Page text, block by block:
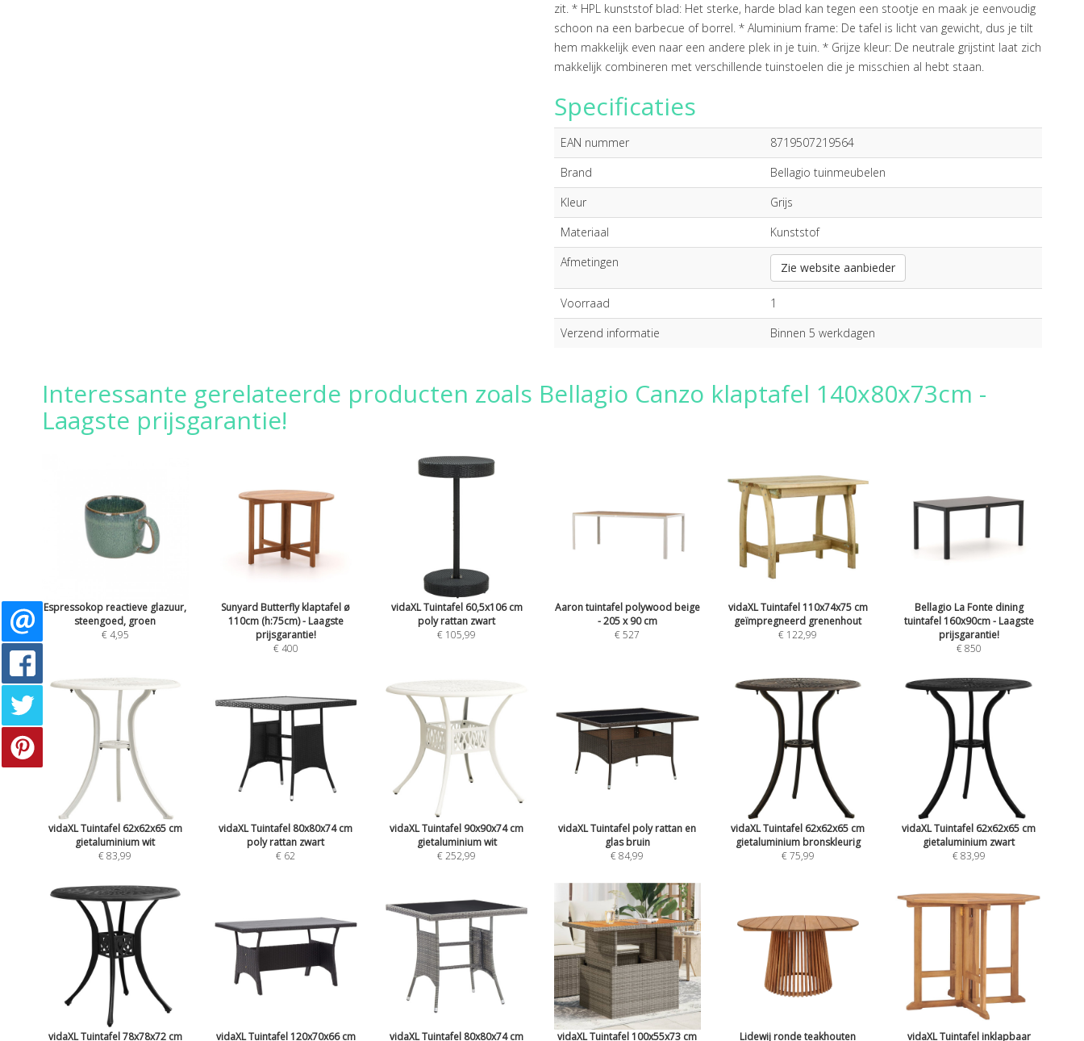
zit. * HPL kunststof blad: Het sterke, harde blad kan tegen een stootje en maak je eenvoudig
schoon na een barbecue of borrel. * Aluminium frame: De tafel is licht van gewicht, dus je tilt
hem makkelijk even naar een andere plek in je tuin. * Grijze kleur: De neutrale grijstint laat zich
makkelijk combineren met verschillende tuinstoelen die je misschien al hebt staan.
Specificaties
EAN nummer
8719507219564
Brand
Bellagio tuinmeubelen
Kleur
Grijs
Materiaal
Kunststof
Afmetingen
Zie website aanbieder
Voorraad
1
Verzend informatie
Binnen 5 werkdagen
Interessante gerelateerde producten zoals Bellagio Canzo klaptafel 140x80x73cm -
Laagste prijsgarantie!
Espressokop reactieve glazuur,
steengoed, groen
€ 4,95
Sunyard Butterfly klaptafel ø
110cm (h:75cm) - Laagste
prijsgarantie!
€ 400
vidaXL Tuintafel 60,5x106 cm
poly rattan zwart
€ 105,99
Aaron tuintafel polywood beige
- 205 x 90 cm
€ 527
vidaXL Tuintafel 110x74x75 cm
geïmpregneerd grenenhout
€ 122,99
Bellagio La Fonte dining
tuintafel 160x90cm - Laagste
prijsgarantie!
€ 850
vidaXL Tuintafel 62x62x65 cm
gietaluminium wit
€ 83,99
vidaXL Tuintafel 80x80x74 cm
poly rattan zwart
€ 62
vidaXL Tuintafel 90x90x74 cm
gietaluminium wit
€ 252,99
vidaXL Tuintafel poly rattan en
glas bruin
€ 84,99
vidaXL Tuintafel 62x62x65 cm
gietaluminium bronskleurig
€ 75,99
vidaXL Tuintafel 62x62x65 cm
gietaluminium zwart
€ 83,99
vidaXL Tuintafel 78x78x72 cm
vidaXL Tuintafel 120x70x66 cm
vidaXL Tuintafel 80x80x74 cm
vidaXL Tuintafel 100x55x73 cm
Lidewij ronde teakhouten
vidaXL Tuintafel inklapbaar